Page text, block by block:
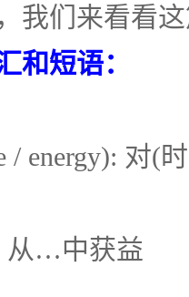
我们来看看
和短语：
/ energy): 对(
从…中获益